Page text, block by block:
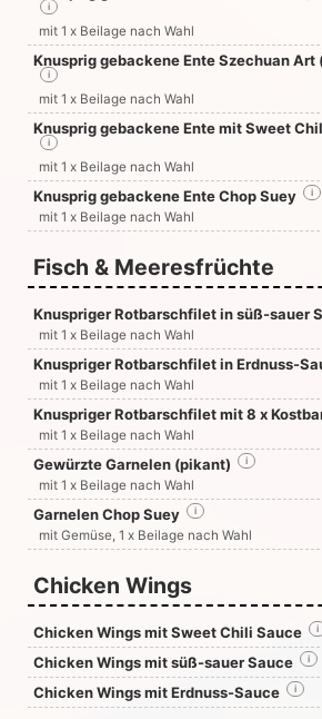
i
mit 1 x Beilage nach Wahl
Knusprig gebackene Ente Szechuan Art
i
mit 1 x Beilage nach Wahl
Knusprig gebackene Ente mit Sweet
i
mit 1 x Beilage nach Wahl
Knusprig gebackene Ente Chop Suey i
mit 1 x Beilage nach Wahl
Fisch & Meeresfrüchte
Knuspriger Rotbarschfilet in süß-sauer
mit 1 x Beilage nach Wahl
Knuspriger Rotbarschfilet in Erdnuss-
mit 1 x Beilage nach Wahl
Knuspriger Rotbarschfilet mit 8 x
mit 1 x Beilage nach Wahl
Gewürzte Garnelen (pikant) i
mit 1 x Beilage nach Wahl
Garnelen Chop Suey i
mit Gemüse, 1 x Beilage nach Wahl
Chicken Wings
Chicken Wings mit Sweet Chili Sauce i
Chicken Wings mit süß-sauer Sauce i
Chicken Wings mit Erdnuss-Sauce i